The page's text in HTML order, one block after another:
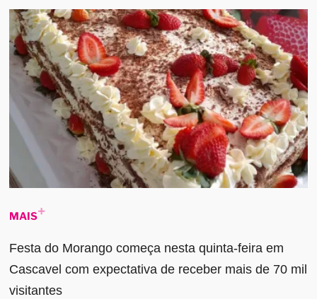
MAIS
Festa do Morango começa nesta quinta-feira em
Cascavel com expectativa de receber mais de 70 mil
visitantes